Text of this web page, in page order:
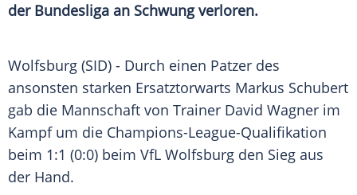
der Bundesliga an Schwung verloren.
Wolfsburg (SID) - Durch einen Patzer des
ansonsten starken Ersatztorwarts Markus Schubert
gab die Mannschaft von Trainer David Wagner im
Kampf um die Champions-League-Qualifikation
beim 1:1 (0:0) beim VfL Wolfsburg den Sieg aus
der Hand.